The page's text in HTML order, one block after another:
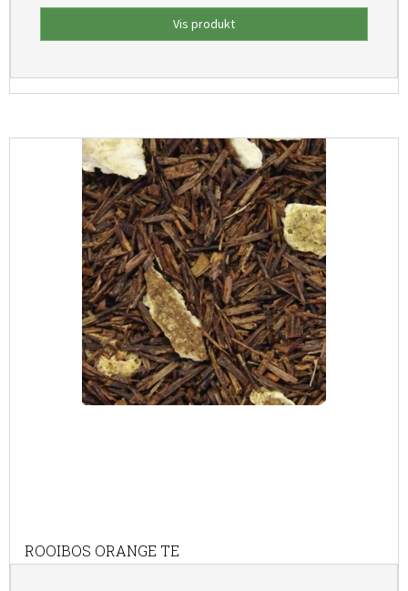
Vis produkt
ROOIBOS ORANGE TE